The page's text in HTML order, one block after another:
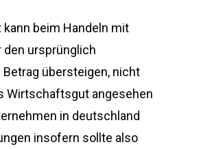
kann beim Handeln mit
den ursprünglich
übersteigen, nicht
Wirtschaftsgut angesehen
in deutschland
insofern sollte also